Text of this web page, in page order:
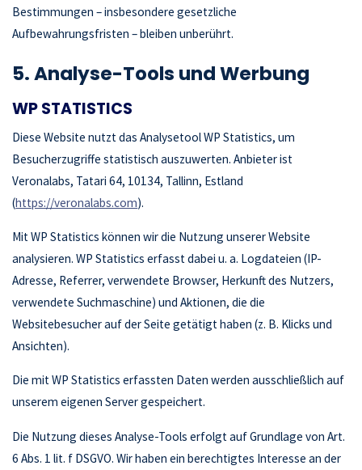
Bestimmungen – insbesondere gesetzliche
Aufbewahrungsfristen – bleiben unberührt.
5. Analyse-Tools und Werbung
WP STATISTICS
Diese Website nutzt das Analysetool WP Statistics, um
Besucherzugriffe statistisch auszuwerten. Anbieter ist
Veronalabs, Tatari 64, 10134, Tallinn, Estland
(https://veronalabs.com).
Mit WP Statistics können wir die Nutzung unserer Website
analysieren. WP Statistics erfasst dabei u. a. Logdateien (IP-
Adresse, Referrer, verwendete Browser, Herkunft des Nutzers,
verwendete Suchmaschine) und Aktionen, die die
Websitebesucher auf der Seite getätigt haben (z. B. Klicks und
Ansichten).
Die mit WP Statistics erfassten Daten werden ausschließlich auf
unserem eigenen Server gespeichert.
Die Nutzung dieses Analyse-Tools erfolgt auf Grundlage von Art.
6 Abs. 1 lit. f DSGVO. Wir haben ein berechtigtes Interesse an der